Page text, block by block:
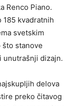
Renco Piano.
185 kvadratnih
svetskim
što stanove
unutrašnji dizajn.
delova
preko čitavog